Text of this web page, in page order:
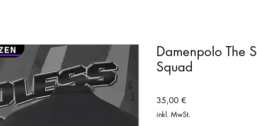
Damenpolo The
Squad
35,00 €Preis
inkl. MwSt.